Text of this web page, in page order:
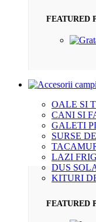
FEATURED
OALE SI
CANI SI
GALETI
SURSE
LAZI
DUS
KITURI
FEATURED